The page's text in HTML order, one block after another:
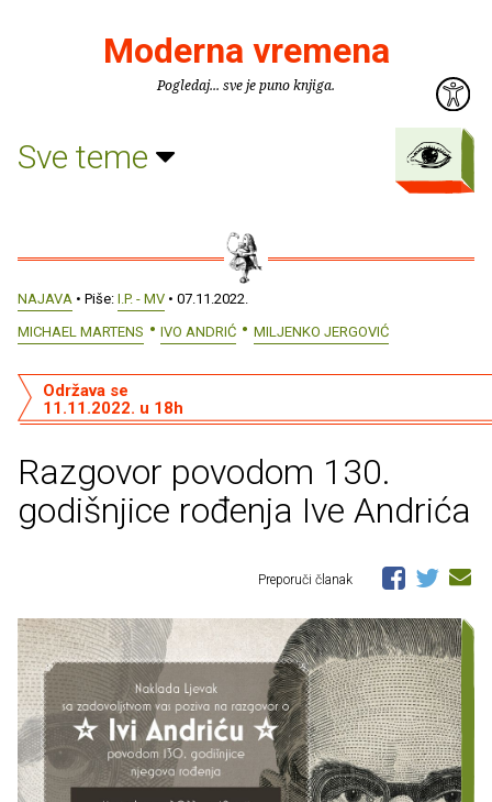
Moderna vremena
Pogledaj... sve je puno knjiga.
Sve teme
NAJAVA • Piše: I.P. - MV • 07.11.2022.
MICHAEL MARTENS
IVO ANDRIĆ MILJENKO JERGOVIĆ
Razgovor povodom 130.
godišnjice rođenja Ive Andrića
Održava se
11.11.2022. u 18h
Preporuči članak